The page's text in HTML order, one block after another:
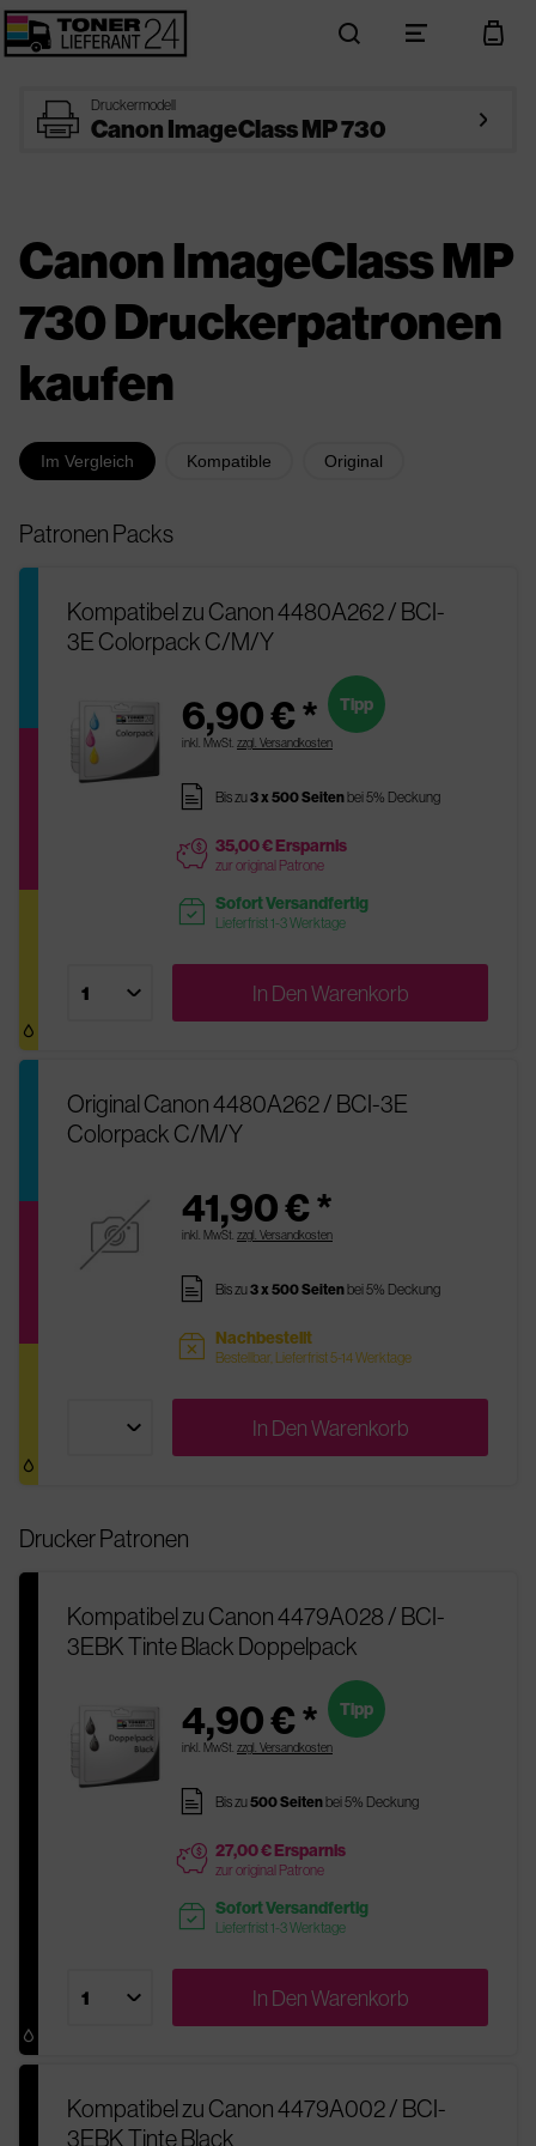
search menu cart
printer Druckermodell
Canon ImageClass MP 730 arrow_right
Canon ImageClass MP
730 Druckerpatronen
kaufen
Im Vergleich Kompatible Original
Patronen Packs
Kompatibel zu Canon 4480A262 / BCI-
3E Colorpack C/M/Y
6,90 € *
inkl. MwSt. zzgl. Versandkosten
Tipp
pages Bis zu3 x 500 Seitenbei 5% Deckung
price 35,00 € Ersparnis
zur original Patrone
readytoship Sofort Versandfertig
Lieferfrist 1-3 Werktage
In DenWarenkorb
Original Canon 4480A262 / BCI-3E
Colorpack C/M/Y
41,90 € *
inkl. MwSt. zzgl. Versandkosten
pages Bis zu3 x 500 Seitenbei 5% Deckung
sold Nachbestellt
Bestellbar, Lieferfrist 5-14 Werktage
In DenWarenkorb
Drucker Patronen
Kompatibel zu Canon 4479A028 / BCI-
3EBK Tinte Black Doppelpack
4,90 € *
inkl. MwSt. zzgl. Versandkosten
Tipp
pages Bis zu500 Seitenbei 5% Deckung
price 27,00 € Ersparnis
zur original Patrone
readytoship Sofort Versandfertig
Lieferfrist 1-3 Werktage
In DenWarenkorb
Kompatibel zu Canon 4479A002 / BCI-
3EBK Tinte Black